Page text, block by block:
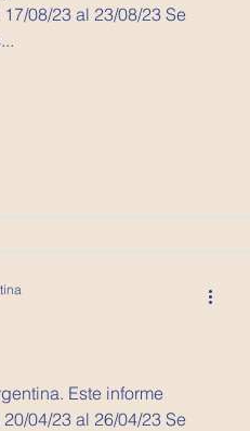
08/23 al 23/08/23 Se
Este informe
04/23 al 26/04/23 Se